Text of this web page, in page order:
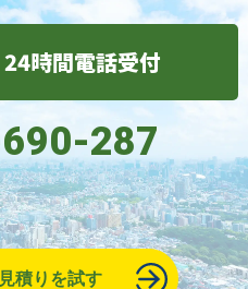
時間電話受付
287
積りを試す